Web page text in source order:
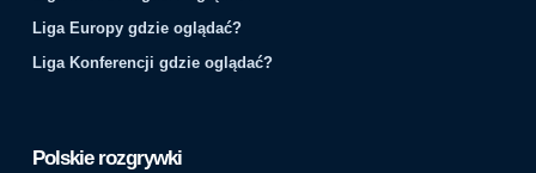
Liga Europy gdzie oglądać?
Liga Konferencji gdzie oglądać?
Polskie rozgrywki